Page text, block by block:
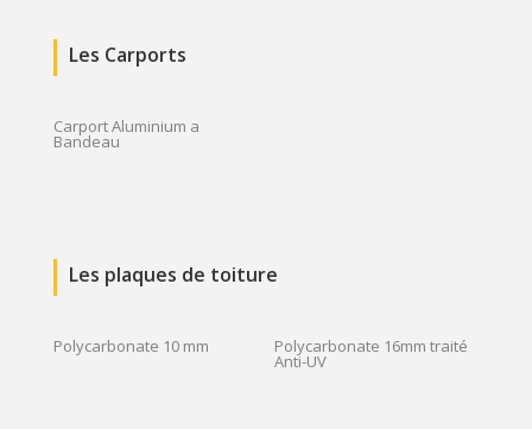
Les Carports
Carport Aluminium a
Bandeau
Les plaques de toiture
Polycarbonate 10 mm Polycarbonate 16mm traité
Anti-UV